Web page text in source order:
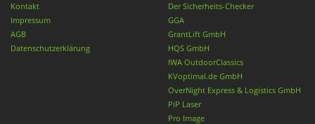
Kontakt
Impressum
AGB
Datenschutzerklärung
Der Sicherheits-Checker
GGA
GrantLift GmbH
HQS GmbH
IWA OutdoorClassics
KVoptimal.de GmbH
OverNight Express & Logistics GmbH
PiP Laser
Pro Image